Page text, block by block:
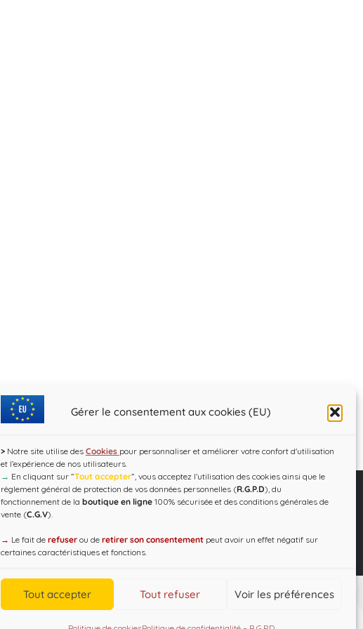
Gérer le consentement aux cookies (EU)
> Notre site utilise des Cookies pour personnaliser et améliorer votre confort d'utilisation
et l’expérience de nos utilisateurs.
→ En cliquant sur ”Tout accepter”, vous acceptez l’utilisation des cookies ainsi que le
règlement général de protection de vos données personnelles (R.G.P.D), du
fonctionnement de la boutique en ligne 100% sécurisée et des conditions générales de
vente (C.G.V).
→ Le fait de refuser ou de retirer son consentement peut avoir un effet négatif sur
certaines caractéristiques et fonctions.
Tout accepter Tout refuser Voir les préférences